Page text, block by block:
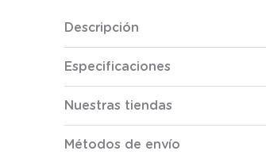
Descripción
Especificaciones
Nuestras tiendas
Métodos de envío